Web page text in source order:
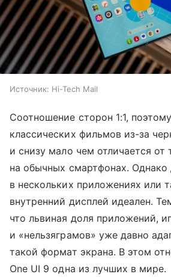
Источник: Hi-Tech Mail
Соотношение сторон 1:1,
классических фильмов из-за
и снизу мало чем отличается от
на обычных смартфонах. Однако
в нескольких приложениях или
внутренний дисплей идеален.
что львиная доля приложений,
и «нельзяграмов» уже давно
такой формат экрана. В этом
One UI 9 одна из лучших в мире.